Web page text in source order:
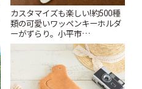
カスタマイズも楽しい!約500種
類の可愛いワッペンキーホルダ
ーがずらり。小平市
「Kimamaya T&K」 | ことりっ